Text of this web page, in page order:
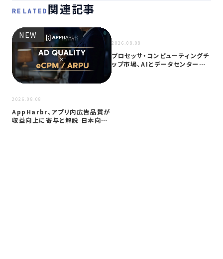
RELATED 関連記事
NEW
2026.08.08
AppHarbr、アプリ内広告品質が
収益向上に寄与と解説 日本向け
2026.08.08
プロセッサ・コンピューティングチ
ップ市場、AIとデータセンター需